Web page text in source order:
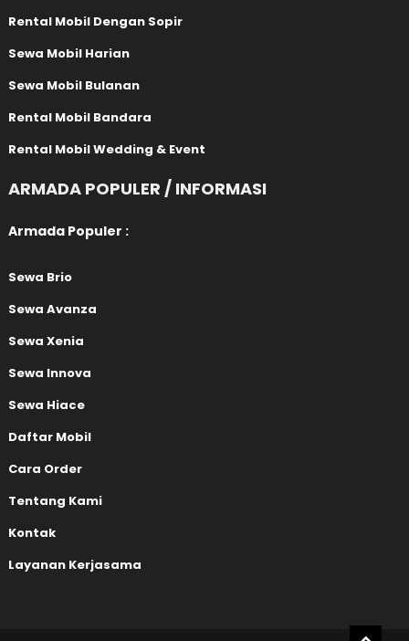
Rental Mobil Dengan Sopir
Sewa Mobil Harian
Sewa Mobil Bulanan
Rental Mobil Bandara
Rental Mobil Wedding & Event
ARMADA POPULER / INFORMASI
Armada Populer :
Sewa Brio
Sewa Avanza
Sewa Xenia
Sewa Innova
Sewa Hiace
Daftar Mobil
Cara Order
Tentang Kami
Kontak
Layanan Kerjasama